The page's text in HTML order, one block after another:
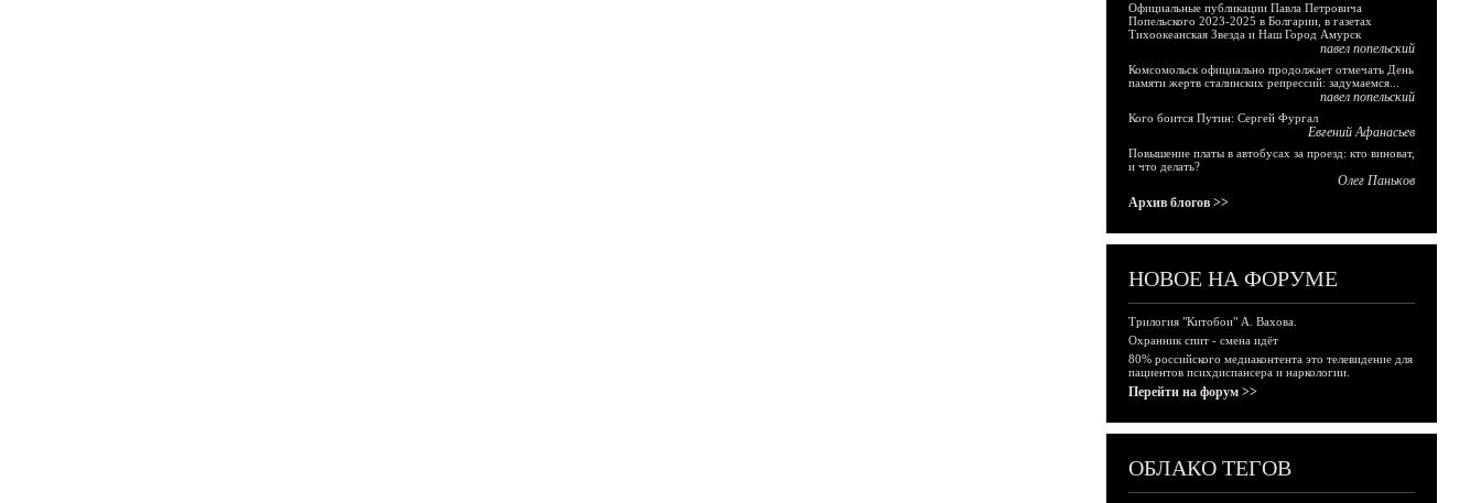
Официальные публикации Павла Петровича
Попельского 2023-2025 в Болгарии, в газетах
Тихоокеанская Звезда и Наш Город Амурск
павел попельский
Комсомольск официально продолжает отмечать День
памяти жертв сталинских репрессий: задумаемся...
павел попельский
Кого боится Путин: Сергей Фургал
Евгений Афанасьев
Повышение платы в автобусах за проезд: кто виноват,
и что делать?
Олег Паньков
Архив блогов >>
НОВОЕ НА ФОРУМЕ
Трилогия "Китобои" А. Вахова.
Охранник спит - смена идёт
80% российского медиаконтента это телевидение для
пациентов психдиспансера и наркологии.
Перейти на форум >>
ОБЛАКО ТЕГОВ